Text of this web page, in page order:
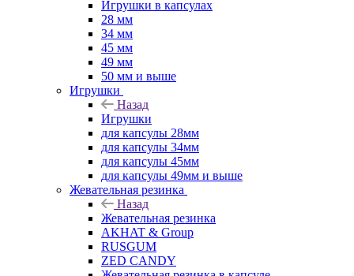
Игрушки в капсулах
28 мм
34 мм
45 мм
49 мм
50 мм и выше
Игрушки
Назад
Игрушки
для капсулы 28мм
для капсулы 34мм
для капсулы 45мм
для капсулы 49мм и выше
Жевательная резинка
Назад
Жевательная резинка
AKHAT & Group
RUSGUM
ZED CANDY